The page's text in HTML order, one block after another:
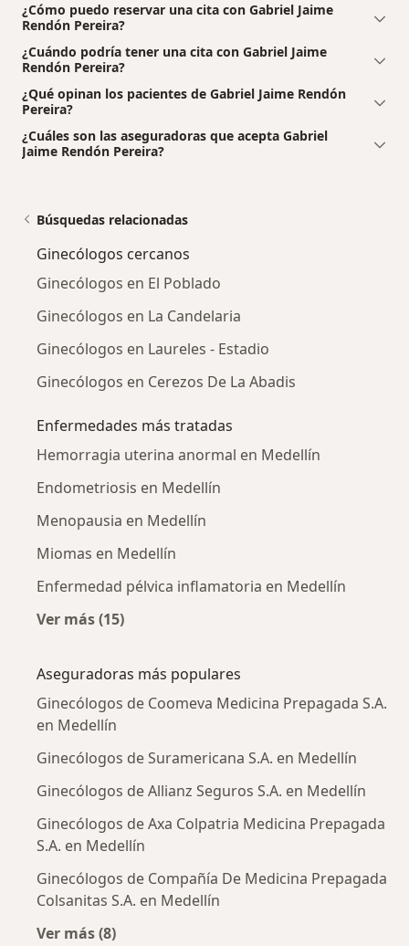
¿Cómo puedo reservar una cita con Gabriel Jaime
Rendón Pereira?
¿Cuándo podría tener una cita con Gabriel Jaime
Rendón Pereira?
¿Qué opinan los pacientes de Gabriel Jaime Rendón
Pereira?
¿Cuáles son las aseguradoras que acepta Gabriel
Jaime Rendón Pereira?
Búsquedas relacionadas
Ginecólogos cercanos
Ginecólogos en El Poblado
Ginecólogos en La Candelaria
Ginecólogos en Laureles - Estadio
Ginecólogos en Cerezos De La Abadis
Enfermedades más tratadas
Hemorragia uterina anormal en Medellín
Endometriosis en Medellín
Menopausia en Medellín
Miomas en Medellín
Enfermedad pélvica inflamatoria en Medellín
Ver más (15)
Aseguradoras más populares
Ginecólogos de Coomeva Medicina Prepagada S.A.
en Medellín
Ginecólogos de Suramericana S.A. en Medellín
Ginecólogos de Allianz Seguros S.A. en Medellín
Ginecólogos de Axa Colpatria Medicina Prepagada
S.A. en Medellín
Ginecólogos de Compañía De Medicina Prepagada
Colsanitas S.A. en Medellín
Ver más (8)